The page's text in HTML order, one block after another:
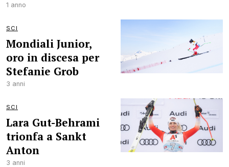
1 anno
SCI
Mondiali Junior,
oro in discesa per
Stefanie Grob
3 anni
SCI
Lara Gut-Behrami
trionfa a Sankt
Anton
3 anni